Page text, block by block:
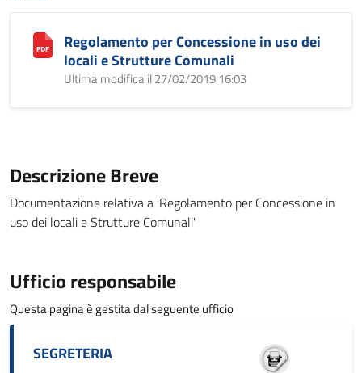
Regolamento per Concessione in uso dei
locali e Strutture Comunali
Ultima modifica il 27/02/2019 16:03
Descrizione Breve
Documentazione relativa a 'Regolamento per Concessione in
uso dei locali e Strutture Comunali'
Ufficio responsabile
Questa pagina è gestita dal seguente ufficio
SEGRETERIA